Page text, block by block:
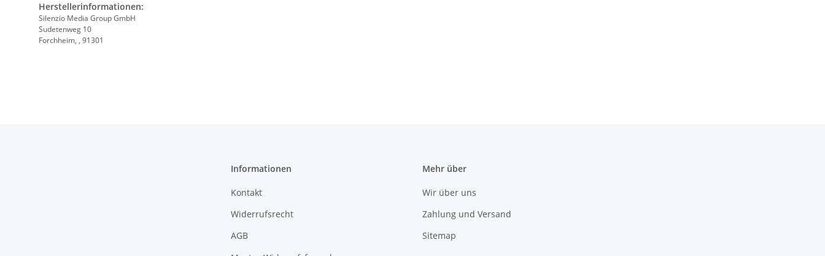
Herstellerinformationen:
Silenzio Media Group GmbH
Sudetenweg 10
Forchheim, , 91301
Informationen
Kontakt
Widerrufsrecht
AGB
Mehr über
Wir über uns
Zahlung und Versand
Sitemap